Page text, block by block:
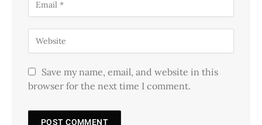
Save my name, email, and website in this
browser for the next time I comment.